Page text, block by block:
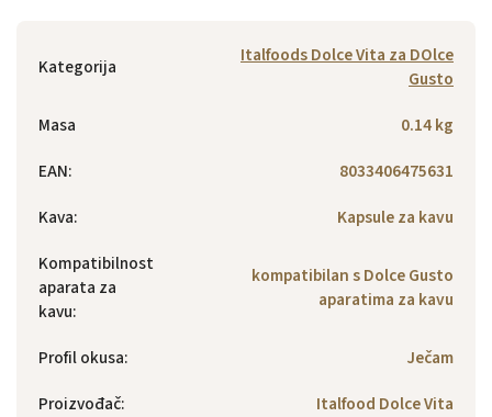
Kategorija
Italfoods Dolce Vita za DOlce
Gusto
Masa
0.14 kg
EAN:
8033406475631
Kava:
Kapsule za kavu
Kompatibilnost
aparata za
kavu:
kompatibilan s Dolce Gusto
aparatima za kavu
Profil okusa:
Ječam
Proizvođač:
Italfood Dolce Vita